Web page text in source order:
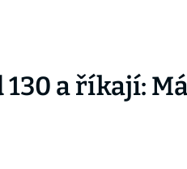
130 a říkají: